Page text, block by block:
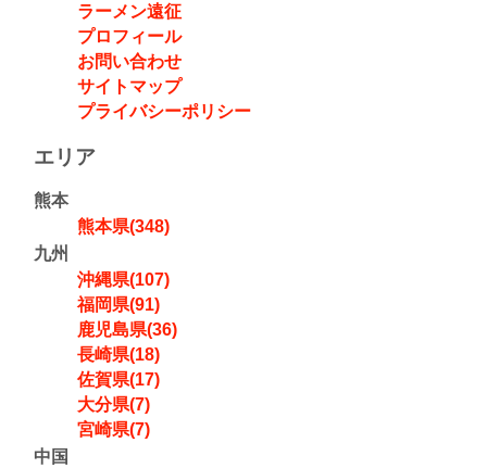
ラーメン遠征
プロフィール
お問い合わせ
サイトマップ
プライバシーポリシー
エリア
熊本
熊本県(348)
九州
沖縄県(107)
福岡県(91)
鹿児島県(36)
長崎県(18)
佐賀県(17)
大分県(7)
宮崎県(7)
中国